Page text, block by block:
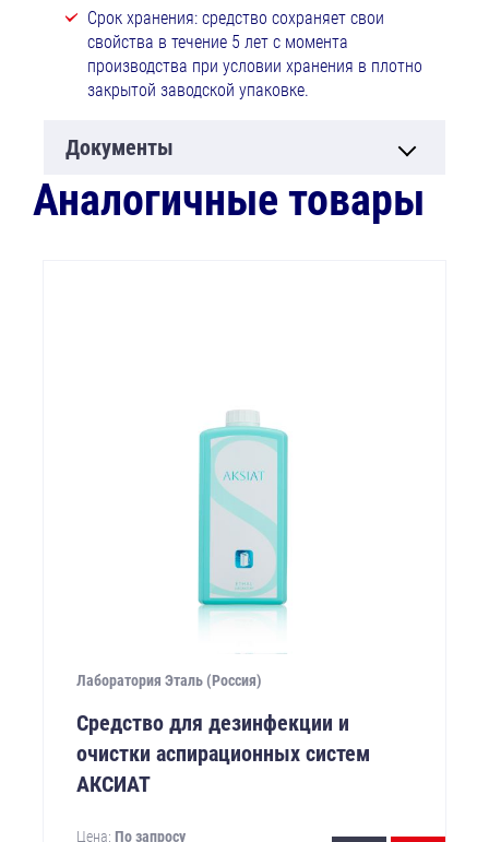
Срок хранения: средство сохраняет свои
свойства в течение 5 лет с момента
производства при условии хранения в плотно
закрытой заводской упаковке.
Документы
Аналогичные товары
Лаборатория Эталь (Россия)
Средство для дезинфекции и
очистки аспирационных систем
АКСИАТ
Цена: По запросу